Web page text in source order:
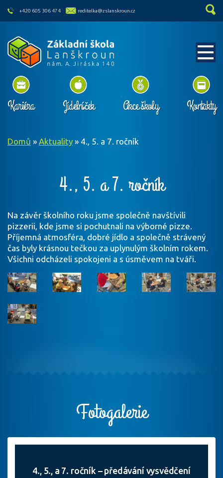
skip to main content
+420 605 306 474 reditelka@zslanskroun.cz
Kariéra Jídelníček Akce školy Kontakty
Domů » Aktuality » 4., 5. a 7. ročník
4., 5. a 7. ročník
Na závěr školního roku jsme společně navštívili
pizzerii, kde jsme si pochutnali na výborné pizze.
Příjemná atmosféra, dobré jídlo a společně strávený
čas byly krásnou tečkou za uplynulým školním rokem.
Všichni odcházeli spokojeni a s úsměvem na tváři.
Fotogalerie
4., 5., a 7. ročník – předávání vysvědčení